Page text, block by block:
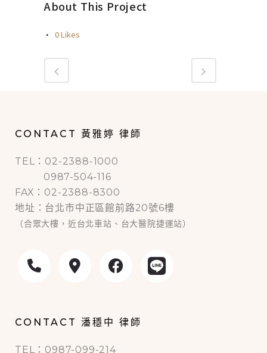
About This Project
0Likes
CONTACT 黃雅婷 律師
TEL：02-2388-1000
0987-504-116
FAX：02-2388-8300
地址：台北市中正區館前路20號6樓
（合眾大樓，近台北車站、台大醫院捷運站）
CONTACT 潘穩中 律師
TEL：0987-099-214